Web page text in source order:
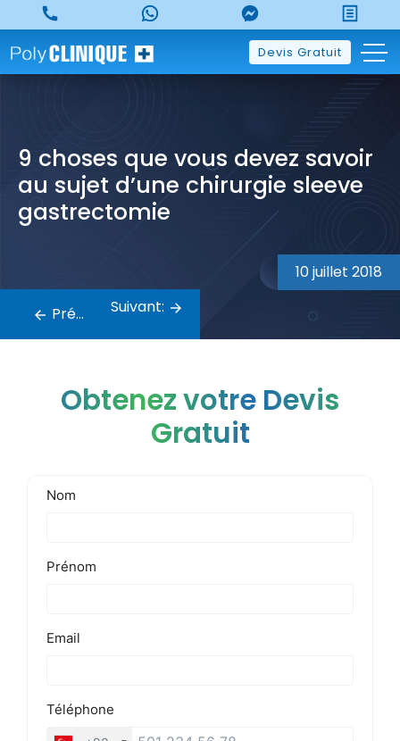
to
content
Devis Gratuit
9 choses que vous devez savoir
au sujet d’une chirurgie sleeve
gastrectomie
10 juillet 2018
de
l’article
Précédent: Suivant:
Obtenez votre Devis
Gratuit